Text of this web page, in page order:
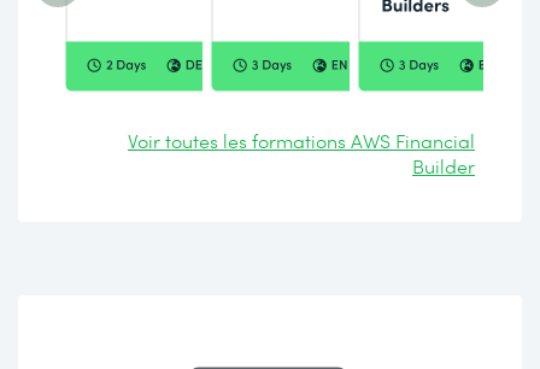
Voir toutes les formations AWS Financial
Builder